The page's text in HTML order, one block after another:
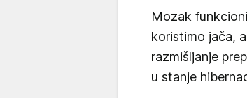
Mozak
koristimo jača,
razmišljanje
u stanje